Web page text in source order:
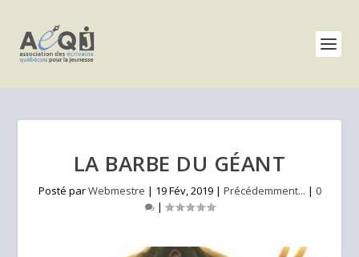
LA BARBE DU GÉANT
Posté parWebmestre | 19 Fév, 2019| Précédemment... | 0
|